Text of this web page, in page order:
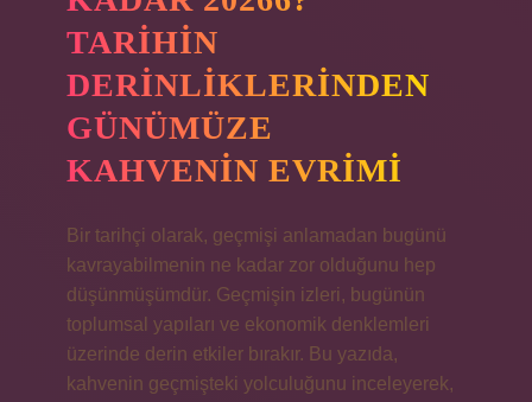
TARIHIN
DERINLIKLERINDEN
GÜNÜMÜZE
KAHVENIN EVRIMI
Bir tarihçi olarak, geçmişi anlamadan bugünü
kavrayabilmenin ne kadar zor olduğunu hep
düşünmüşümdür. Geçmişin izleri, bugünün
toplumsal yapıları ve ekonomik denklemleri
üzerinde derin etkiler bırakır. Bu yazıda,
kahvenin geçmişteki yolculuğunu inceleyerek,